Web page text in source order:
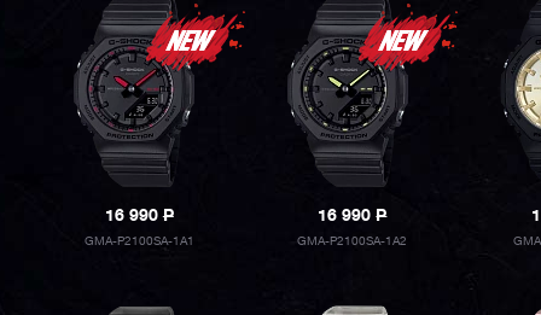
16 990P
GMA-P2100SA-1A1
16 990P
GMA-P2100SA-1A2